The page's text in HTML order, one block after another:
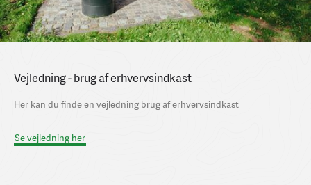
Vejledning - brug af erhvervsindkast
Her kan du finde en vejledning brug af erhvervsindkast
Se vejledning her